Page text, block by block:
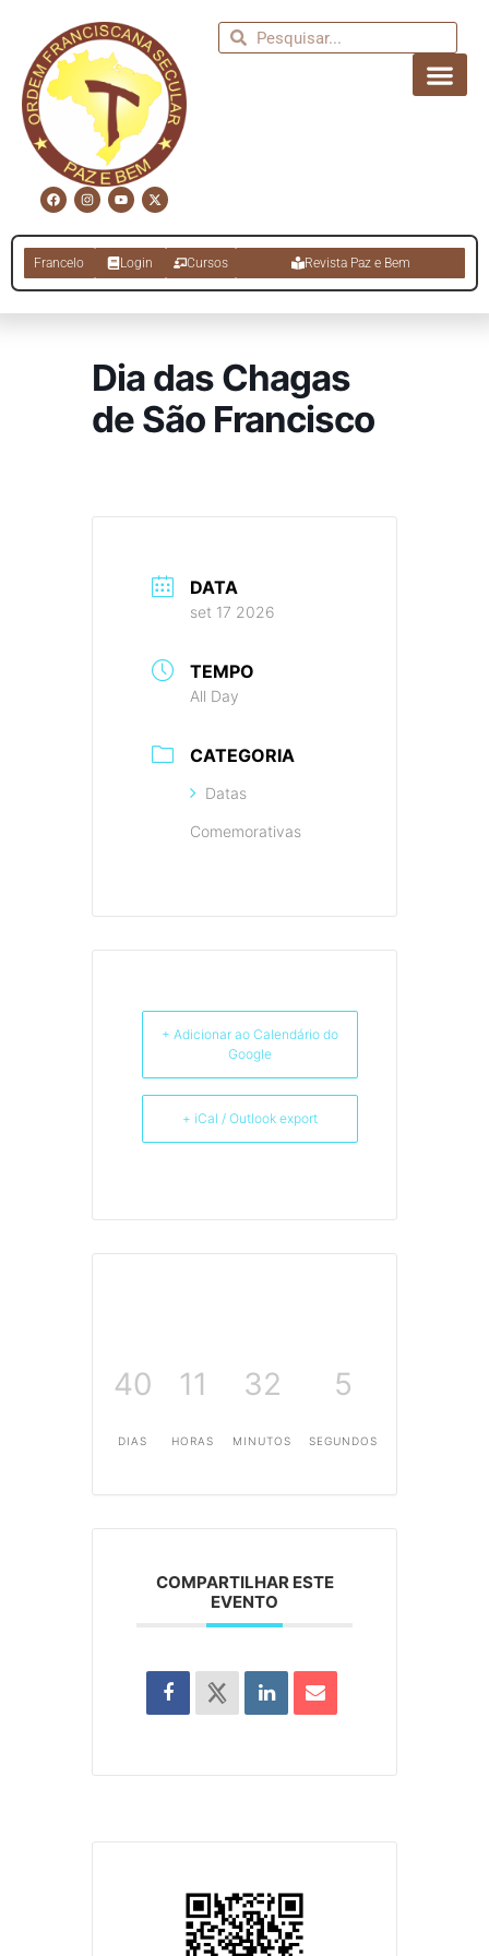
Francelo Login Cursos Revista Paz e Bem
Dia das Chagas
de São Francisco
DATA
set 17 2026
TEMPO
All Day
CATEGORIA
Datas
Comemorativas
+ Adicionar ao Calendário do
Google
+ iCal / Outlook export
40
DIAS
11
HORAS
32
MINUTOS
5
SEGUNDOS
COMPARTILHAR ESTE
EVENTO